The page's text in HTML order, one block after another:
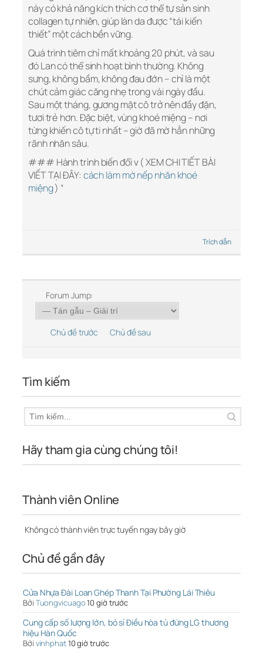
này có khả năng kích thích cơ thể tự sản sinh
collagen tự nhiên, giúp làn da được “tái kiến
thiết” một cách bền vững.
Quá trình tiêm chỉ mất khoảng 20 phút, và sau
đó Lan có thể sinh hoạt bình thường. Không
sưng, không bầm, không đau đớn – chỉ là một
chút cảm giác căng nhẹ trong vài ngày đầu.
Sau một tháng, gương mặt cô trở nên đầy đặn,
tươi trẻ hơn. Đặc biệt, vùng khoé miệng – nơi
từng khiến cô tự ti nhất – giờ đã mờ hẳn những
rãnh nhăn sâu.
### Hành trình biến đổi v ( XEM CHI TIẾT BÀI
VIẾT TẠI ĐÂY: cách làm mờ nếp nhăn khoé
miệng) “
Trích dẫn
Forum Jump:
Chủ đề trước Chủ đề sau
Tìm kiếm
Hãy tham gia cùng chúng tôi!
Thành viên Online
Không có thành viên trực tuyến ngay bây giờ
Chủ đề gần đây
Cửa Nhựa Đài Loan Ghép Thanh Tại Phường Lái Thiêu
Bởi Tuongvicuago10 giờ trước
Cung cấp số lượng lớn, bỏ sỉ Điều hòa tủ đứng LG thương
hiệu Hàn Quốc
Bởi vinhphat10 giờ trước